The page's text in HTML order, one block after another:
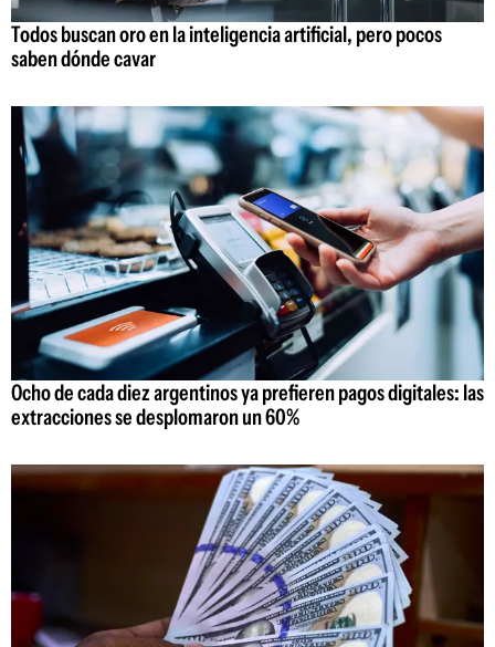
Todos buscan oro en la inteligencia artificial, pero pocos
saben dónde cavar
Ocho de cada diez argentinos ya prefieren pagos digitales: las
extracciones se desplomaron un 60%